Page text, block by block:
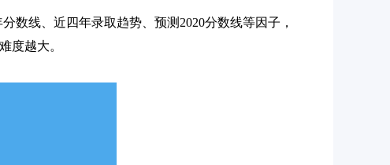
数线、近四年录取趋势、预测2020分数线等因子，
度越大。